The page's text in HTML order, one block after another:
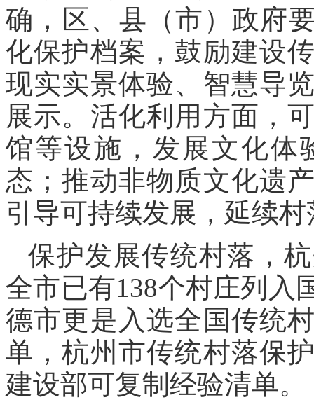
确，区、县（市）政府
化保护档案，鼓励建设
现实实景体验、智慧导
展示。活化利用方面，
馆等设施，发展文化体
态；推动非物质文化遗
引导可持续发展，延续
保护发展传统村落，
全市已有138个村庄列入
德市更是入选全国传统
单，杭州市传统村落保
建设部可复制经验清单。